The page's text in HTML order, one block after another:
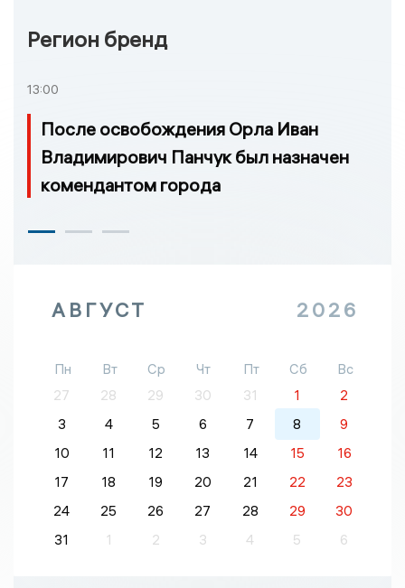
Регион бренд
13:00
После освобождения Орла Иван
Владимирович Панчук был назначен
комендантом города
АВГУСТ 2026
Пн Вт Ср Чт Пт Сб
Вс
27
28 29 30 31 1
2
3
4 5 6 7 8
9
10
11 12 13 14 15
16
17
18 19 20 21 22
23
24
25 26 27 28 29
30
31
1 2 3 4 5 6